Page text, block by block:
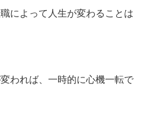
によって人生が変わることは
われば、一時的に心機一転で